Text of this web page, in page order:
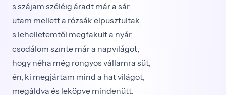
s szájam széléig áradt már a sár,
utam mellett a rózsák elpusztultak,
s lehelletemtől megfakult a nyár,
csodálom szinte már a napvilágot,
hogy néha még rongyos vállamra süt,
én, ki megjártam mind a hat világot,
megáldva és leköpve mindenütt.